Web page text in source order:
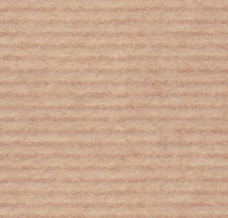
μείωσε το προσδόκιμο ζωής